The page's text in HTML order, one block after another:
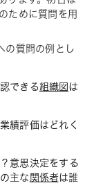
ために質問を用
の質問の例とし
できる 組織図 は
績評価はどれく
意思決定をする
主な 関係者は誰